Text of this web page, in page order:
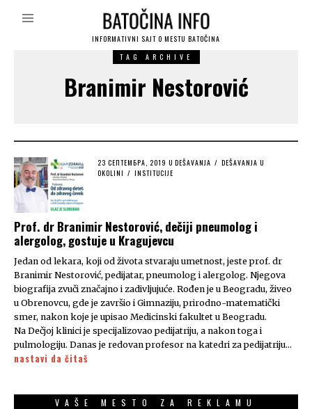
INFORMATIVNI SAJT O MESTU BATOČINA
TAG ARCHIVE
Branimir Nestorović
POSTED
ON
23 СЕПТЕМБРА, 2019 23
СЕПТЕМБРА,
U DEŠAVANJA / DEŠAVANJA U
OKOLINI / INSTITUCIJE
Prof. dr Branimir Nestorović, dečiji pneumolog i
alergolog, gostuje u Kragujevcu
Jedan od lekara, koji od života stvaraju umetnost, jeste prof. dr
Branimir Nestorović, pedijatar, pneumolog i alergolog. Njegova
biografija zvuči značajno i zadivljujuće. Rođen je u Beogradu, živeo
u Obrenovcu, gde je završio i Gimnaziju, prirodno-matematički
smer, nakon koje je upisao Medicinski fakultet u Beogradu.
Na Dečjoj klinici je specijalizovao pedijatriju, a nakon toga i
pulmologiju. Danas je redovan profesor na katedri za pedijatriju…
nastavi da čitaš
VAŠE MESTO ZA REKLAMU